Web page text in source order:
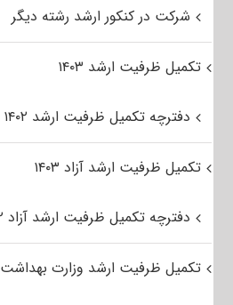
شرکت در کنکور ارشد رشته دیگر
تکمیل ظرفیت ارشد ۱۴۰۳
دفترچه تکمیل ظرفیت ارشد ۱۴۰۲
تکمیل ظرفیت ارشد آزاد ۱۴۰۳
دفترچه تکمیل ظرفیت ارشد آزاد ۱۴۰۲
تکمیل ظرفیت ارشد وزارت بهداشت ۱۴۰۳